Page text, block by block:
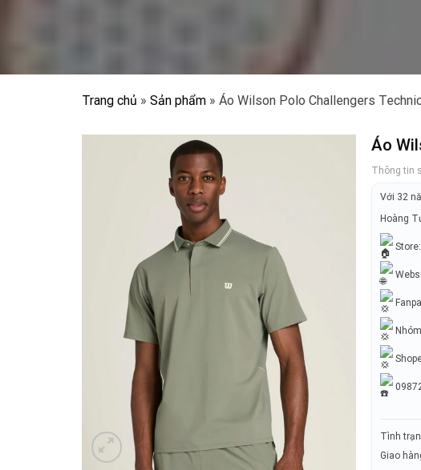
Trang chủ » Sản phẩm » Áo Wilson Polo Challengers
Áo
Thông tin
Với 32
Hoàng
Tình
Giao